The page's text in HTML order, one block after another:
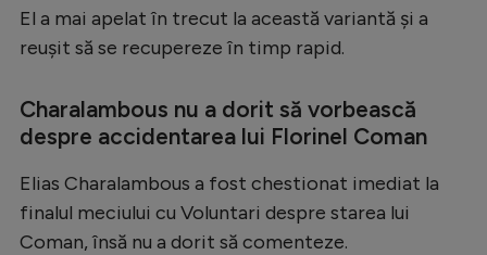
Creează cont
El a mai apelat în trecut la această variantă și a
reușit să se recupereze în timp rapid.
Charalambous nu a dorit să vorbească
despre accidentarea lui Florinel Coman
Elias Charalambous a fost chestionat imediat la
finalul meciului cu Voluntari despre starea lui
Coman, însă nu a dorit să comenteze.